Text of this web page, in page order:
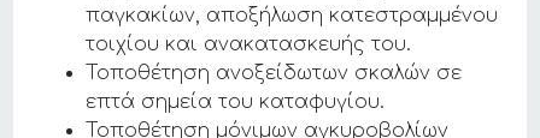
παγκακίων, αποξήλωση κατεστραμμένου
τοιχίου και ανακατασκευής του.
Τοποθέτηση ανοξείδωτων σκαλών σε
επτά σημεία του καταφυγίου.
Τοποθέτηση μόνιμων αγκυροβολίων